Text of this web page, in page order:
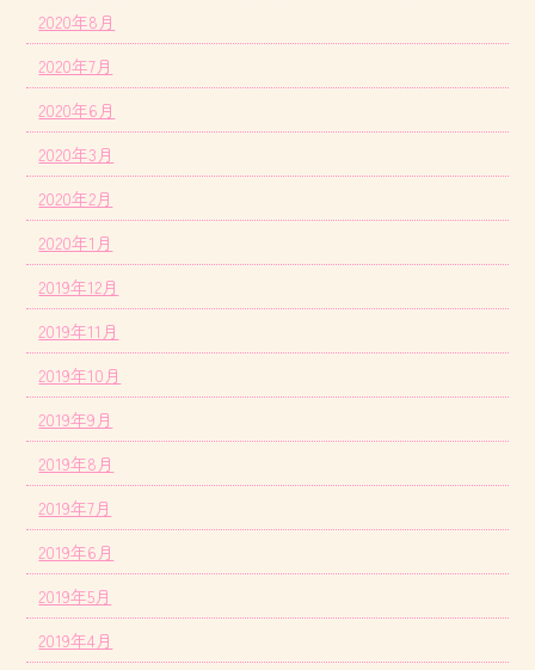
2020年8月
2020年7月
2020年6月
2020年3月
2020年2月
2020年1月
2019年12月
2019年11月
2019年10月
2019年9月
2019年8月
2019年7月
2019年6月
2019年5月
2019年4月